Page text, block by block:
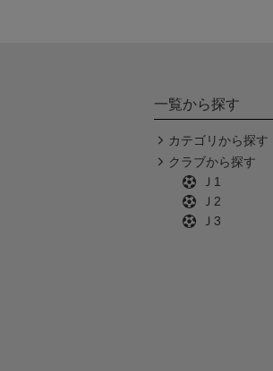
一覧から探す
カテゴリから探す
クラブから探す
Ｊ1
Ｊ2
Ｊ3